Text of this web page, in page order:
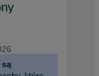
są